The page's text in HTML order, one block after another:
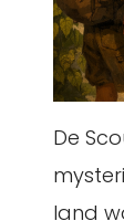
De
land